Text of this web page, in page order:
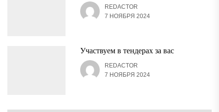
REDACTOR
7 НОЯБРЯ 2024
Участвуем в тендерах за вас
REDACTOR
7 НОЯБРЯ 2024